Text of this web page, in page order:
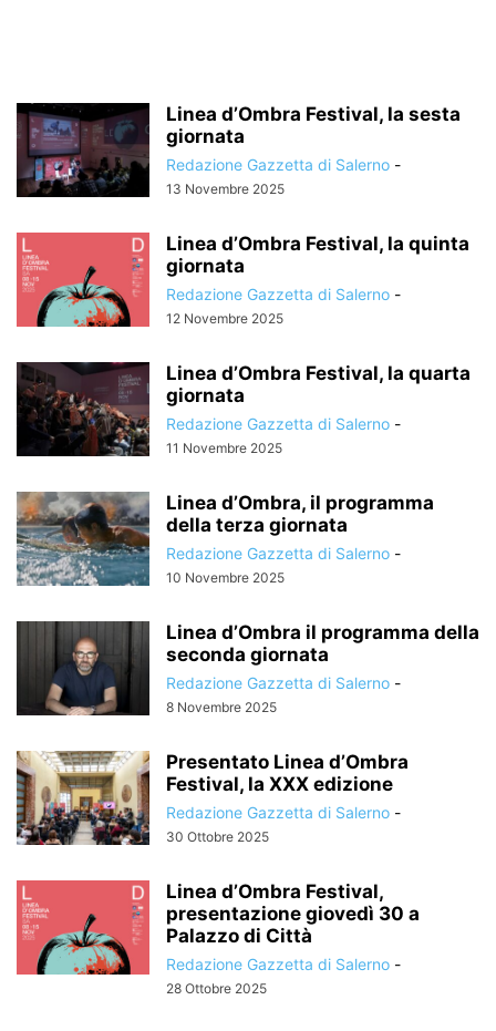
Linea d’Ombra Festival, la sesta
giornata
Redazione Gazzetta di Salerno -
13 Novembre 2025
Linea d’Ombra Festival, la quinta
giornata
Redazione Gazzetta di Salerno -
12 Novembre 2025
Linea d’Ombra Festival, la quarta
giornata
Redazione Gazzetta di Salerno -
11 Novembre 2025
Linea d’Ombra, il programma
della terza giornata
Redazione Gazzetta di Salerno -
10 Novembre 2025
Linea d’Ombra il programma della
seconda giornata
Redazione Gazzetta di Salerno -
8 Novembre 2025
Presentato Linea d’Ombra
Festival, la XXX edizione
Redazione Gazzetta di Salerno -
30 Ottobre 2025
Linea d’Ombra Festival,
presentazione giovedì 30 a
Palazzo di Città
Redazione Gazzetta di Salerno -
28 Ottobre 2025